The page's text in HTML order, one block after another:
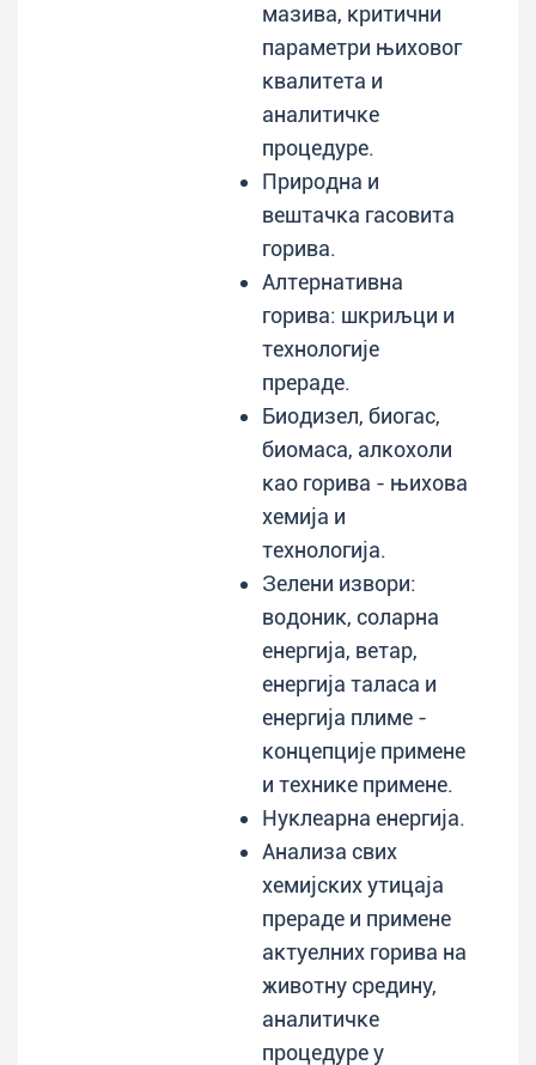
мазива, критични
параметри њиховог
квалитета и
аналитичке
процедуре.
Природна и
вештачка гасовита
горива.
Алтернативна
горива: шкриљци и
технологије
прераде.
Биодизел, биогас,
биомаса, алкохоли
као горива - њихова
хемија и
технологија.
Зелени извори:
водоник, соларна
енергија, ветар,
енергија таласа и
енергија плиме -
концепције примене
и технике примене.
Нуклеарна енергија.
Анализа свих
хемијских утицаја
прераде и примене
актуелних горива на
животну средину,
аналитичке
процедуре у